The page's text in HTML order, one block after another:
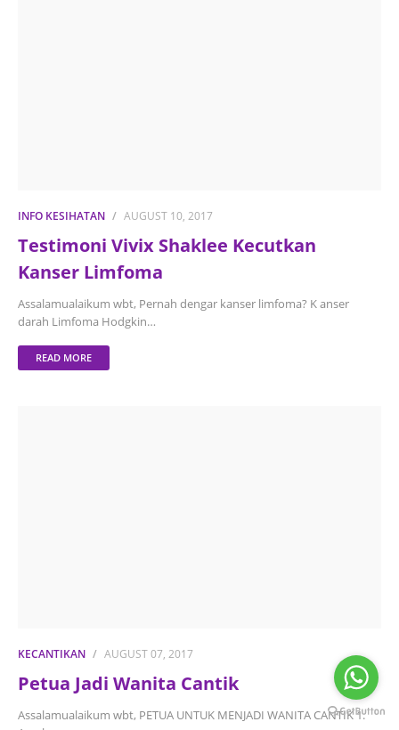
INFO KESIHATAN AUGUST 10, 2017
Testimoni Vivix Shaklee Kecutkan
Kanser Limfoma
Assalamualaikum wbt, Pernah dengar kanser limfoma? K anser
darah Limfoma Hodgkin…
READ MORE
KECANTIKAN AUGUST 07, 2017
Petua Jadi Wanita Cantik
Assalamualaikum wbt, PETUA UNTUK MENJADI WANITA CANTIK 1.